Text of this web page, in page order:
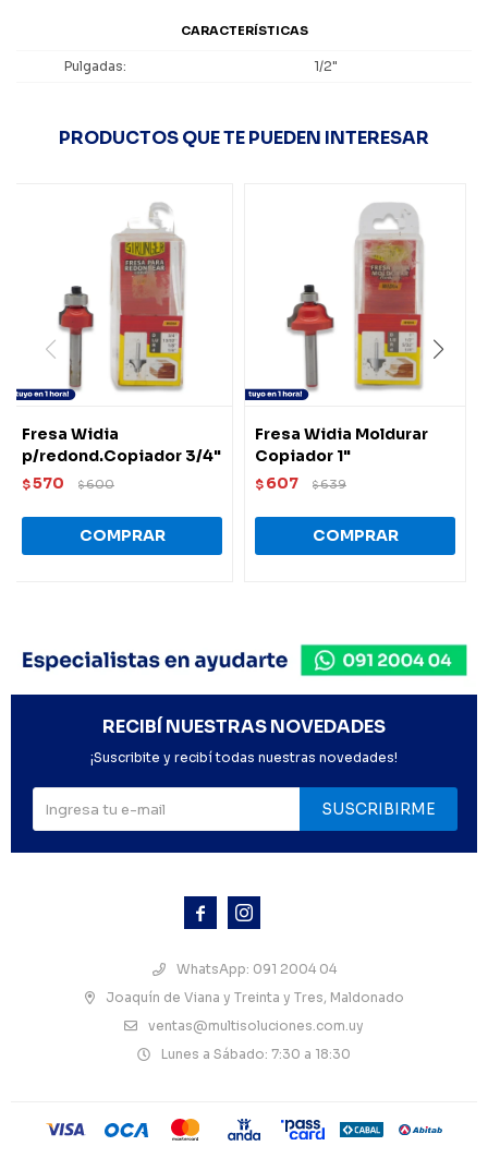
CARACTERÍSTICAS
Pulgadas 1/2"
PRODUCTOS QUE TE PUEDEN INTERESAR
Fresa Widia
p/redond.Copiador 3/4"
$570 $600
Fresa Widia Moldurar
Copiador 1"
$ 607 $639
 
WhatsApp: 091 2004 04
Joaquín de Viana y Treinta y Tres, Maldonado
ventas@multisoluciones.com.uy
Lunes a Sábado: 7:30 a 18:30
RECIBÍ NUESTRAS NOVEDADES
¡Suscribite y recibí todas nuestras novedades!
SUSCRIBIRME